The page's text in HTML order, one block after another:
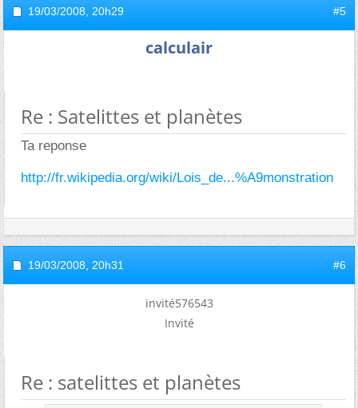
19/03/2008, 20h29 #5
calculair
Re : Satelittes et planètes
Ta reponse
http://fr.wikipedia.org/wiki/Lois_de...%A9monstration
19/03/2008, 20h31 #6
invité576543
Invité
Re : satelittes et planètes